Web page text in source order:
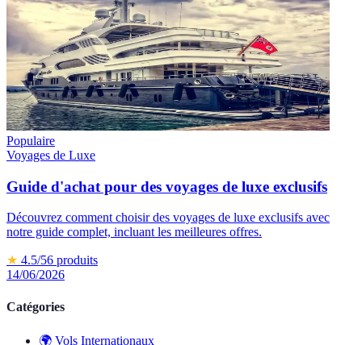
Populaire
Voyages de Luxe
Guide d'achat pour des voyages de luxe exclusifs
Découvrez comment choisir des voyages de luxe exclusifs avec
notre guide complet, incluant les meilleures offres.
★ 4.5/56 produits
14/06/2026
Catégories
🌍 Vols Internationaux